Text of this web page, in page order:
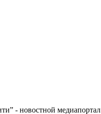
- новостной медиапортал